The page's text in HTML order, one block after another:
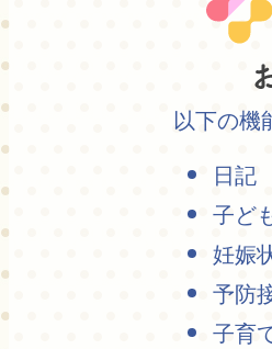
以下の機
日記
子ど
妊娠
予防
子育